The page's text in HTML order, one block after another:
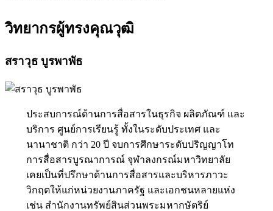
วิทยากรผู้ทรงคุณวุฒิ
สราวุธ บูรพาพัธ
ประสบการณ์ด้านการสื่อสารในธุรกิจ ผลิตภัณฑ์ และ
บริการ ศูนย์การเรียนรู้ ทั้งในระดับประเทศ และ
นานาชาติ กว่า 20 ปี จบการศึกษาระดับปริญญาโท
การสื่อสารบูรณาการณ์ จุฬาลงกรณ์มหาวิทยาลัย
เคยเป็นที่ปรึกษาด้านการสื่อสารและบริหารภาวะ
วิกฤตให้แก่หน่วยงานภาครัฐ และเอกชนหลายแห่ง
เช่น สำนักงานทรัพย์สินส่วนพระมหากษัตริย์